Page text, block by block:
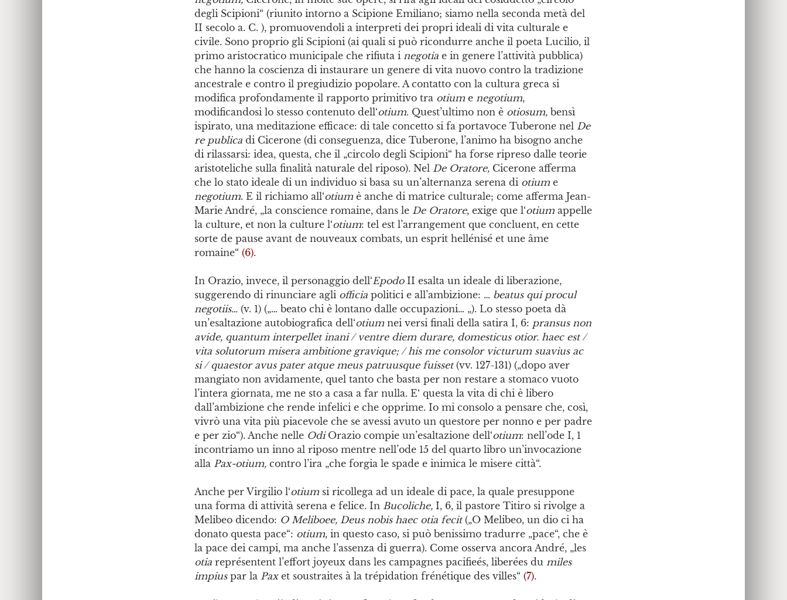
degli Scipioni“ (riunito intorno a Scipione Emiliano; siamo nella seconda metà del
II secolo a. C. ), promuovendoli a interpreti dei propri ideali di vita culturale e
civile. Sono proprio gli Scipioni (ai quali si può ricondurre anche il poeta Lucilio, il
primo aristocratico municipale che rifiuta i negotia e in genere l’attività pubblica)
che hanno la coscienza di instaurare un genere di vita nuovo contro la tradizione
ancestrale e contro il pregiudizio popolare. A contatto con la cultura greca si
modifica profondamente il rapporto primitivo tra otium e negotium,
modificandosi lo stesso contenuto dell‘otium. Quest’ultimo non è otiosum, bensì
ispirato, una meditazione efficace: di tale concetto si fa portavoce Tuberone nel De
re publica di Cicerone (di conseguenza, dice Tuberone, l’animo ha bisogno anche
di rilassarsi: idea, questa, che il „circolo degli Scipioni“ ha forse ripreso dalle teorie
aristoteliche sulla finalità naturale del riposo). Nel De Oratore, Cicerone afferma
che lo stato ideale di un individuo si basa su un’alternanza serena di otium e
negotium. E il richiamo all‘otium è anche di matrice culturale; come afferma Jean-
Marie André, „la conscience romaine, dans le De Oratore, exige que l‘otium appelle
la culture, et non la culture l‘otium: tel est l’arrangement que concluent, en cette
sorte de pause avant de nouveaux combats, un esprit hellénisé et une âme
romaine“ (6).
In Orazio, invece, il personaggio dell‘Epodo II esalta un ideale di liberazione,
suggerendo di rinunciare agli officia politici e all’ambizione: … beatus qui procul
negotiis… (v. 1) („… beato chi è lontano dalle occupazioni… „). Lo stesso poeta dà
un’esaltazione autobiografica dell‘otium nei versi finali della satira I, 6: pransus non
avide, quantum interpellet inani / ventre diem durare, domesticus otior. haec est /
vita solutorum misera ambitione gravique; / his me consolor victurum suavius ac
si / quaestor avus pater atque meus patruusque fuisset(vv. 127-131) („dopo aver
mangiato non avidamente, quel tanto che basta per non restare a stomaco vuoto
l’intera giornata, me ne sto a casa a far nulla. E‘ questa la vita di chi è libero
dall’ambizione che rende infelici e che opprime. Io mi consolo a pensare che, così,
vivrò una vita più piacevole che se avessi avuto un questore per nonno e per padre
e per zio“). Anche nelle Odi Orazio compie un’esaltazione dell‘otium: nell’ode I, 1
incontriamo un inno al riposo mentre nell’ode 15 del quarto libro un’invocazione
alla Pax-otium, contro l’ira „che forgia le spade e inimica le misere città“.
Anche per Virgilio l‘otium si ricollega ad un ideale di pace, la quale presuppone
una forma di attività serena e felice. In Bucoliche, I, 6, il pastore Titiro si rivolge a
Melibeo dicendo: O Meliboee, Deus nobis haec otia fecit(„O Melibeo, un dio ci ha
donato questa pace“: otium, in questo caso, si può benissimo tradurre „pace“, che è
la pace dei campi, ma anche l’assenza di guerra). Come osserva ancora André, „les
otia représentent l’effort joyeux dans les campagnes pacifieés, liberées du miles
impiuspar la Paxet soustraites à la trépidation frénétique des villes“ (7).